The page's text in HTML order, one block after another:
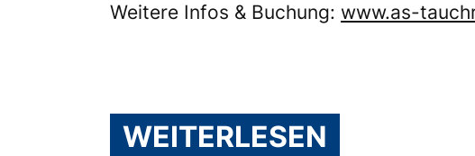
Weitere Infos & Buchung: www.as-
WEITERLESEN